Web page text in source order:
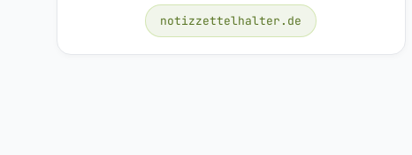
notizzettelhalter.de